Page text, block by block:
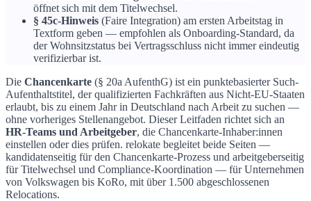
öffnet sich mit dem Titelwechsel.
§ 45c-Hinweis (Faire Integration) am ersten Arbeitstag in
Textform geben — empfohlen als Onboarding-Standard, da
der Wohnsitzstatus bei Vertragsschluss nicht immer eindeutig
verifizierbar ist.
Die Chancenkarte (§ 20a AufenthG) ist ein punktebasierter Such-
Aufenthaltstitel, der qualifizierten Fachkräften aus Nicht-EU-Staaten
erlaubt, bis zu einem Jahr in Deutschland nach Arbeit zu suchen —
ohne vorheriges Stellenangebot. Dieser Leitfaden richtet sich an
HR-Teams und Arbeitgeber, die Chancenkarte-Inhaber:innen
einstellen oder dies prüfen. relokate begleitet beide Seiten —
kandidatenseitig für den Chancenkarte-Prozess und arbeitgeberseitig
für Titelwechsel und Compliance-Koordination — für Unternehmen
von Volkswagen bis KoRo, mit über 1.500 abgeschlossenen
Relocations.